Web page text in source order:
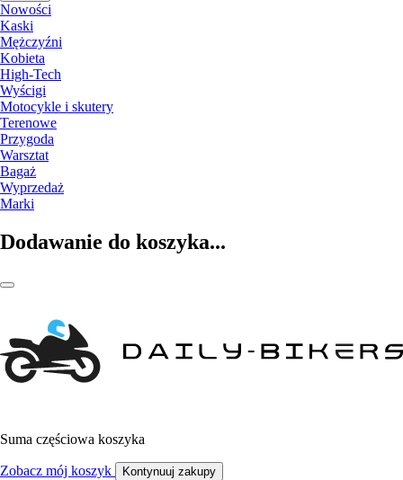
Nowości
Kaski
Mężczyźni
Kobieta
High-Tech
Wyścigi
Motocykle i skutery
Terenowe
Przygoda
Warsztat
Bagaż
Wyprzedaż
Marki
Dodawanie do koszyka...
Suma częściowa koszyka
Zobacz mój koszyk Kontynuuj zakupy